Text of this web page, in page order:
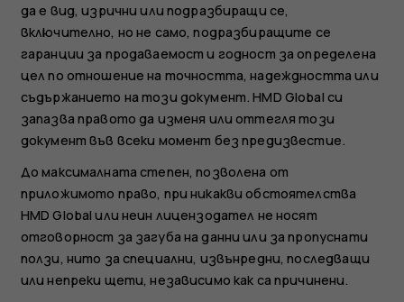
да е вид, изрични или подразбиращи се,
включително, но не само, подразбиращите се
гаранции за продаваемост и годност за определена
цел по отношение на точността, надеждността или
съдържанието на този документ. HMD Global си
запазва правото да изменя или оттегля този
документ във всеки момент без предизвестие.
До максималната степен, позволена от
приложимото право, при никакви обстоятелства
HMD Global или неин лицензодател не носят
отговорност за загуба на данни или за пропуснати
ползи, нито за специални, извънредни, последващи
или непреки щети, независимо как са причинени.